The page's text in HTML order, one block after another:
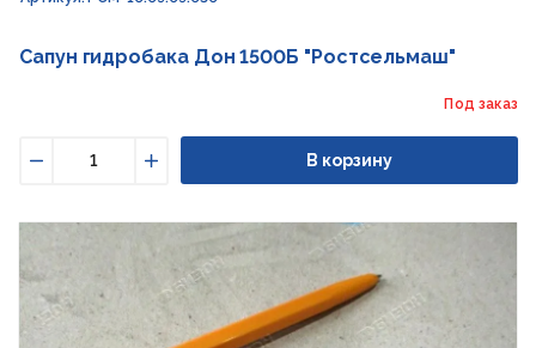
Сапун гидробака Дон 1500Б "Ростсельмаш"
Под заказ
Увеличить
В корзину